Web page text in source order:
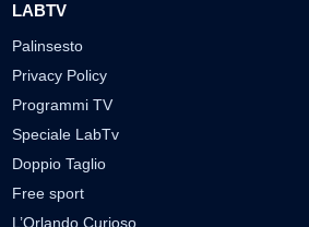
LABTV
Palinsesto
Privacy Policy
Programmi TV
Speciale LabTv
Doppio Taglio
Free sport
L’Orlando Curioso